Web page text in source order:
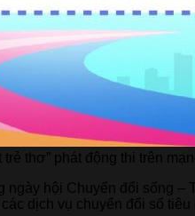
thơ” phát động thi trên
ngày hội Chuyển đổi sống
dịch vụ chuyển đổi số